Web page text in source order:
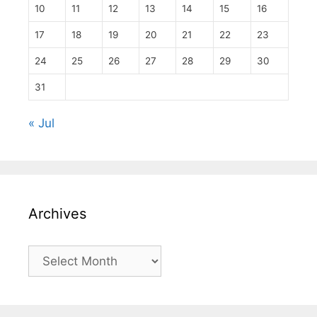
10 11 12 13 14 15 16
17 18 19 20 21 22 23
24 25 26 27 28 29 30
31
« Jul
Archives
Archives